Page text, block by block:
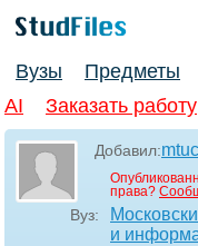
Вузы Предметы
AI
Заказать работу
Добавил:
права?
Вуз:
и